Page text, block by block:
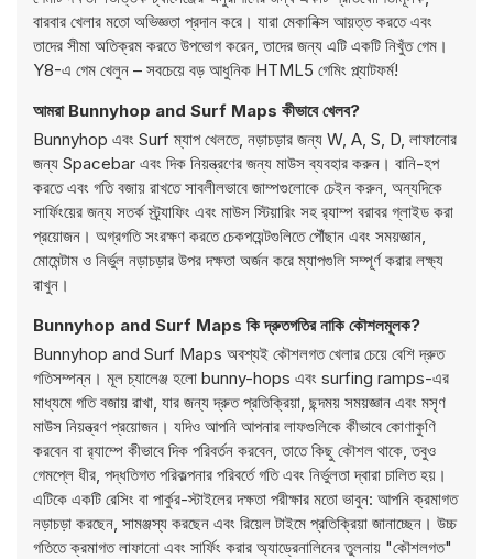
বারবার খেলার মতো অভিজ্ঞতা প্রদান করে। যারা মেকানিক্স আয়ত্ত করতে এবং
তাদের সীমা অতিক্রম করতে উপভোগ করেন, তাদের জন্য এটি একটি নিখুঁত গেম।
Y8-এ গেম খেলুন – সবচেয়ে বড় আধুনিক HTML5 গেমিং প্ল্যাটফর্ম!
আমরা Bunnyhop and Surf Maps কীভাবে খেলব?
Bunnyhop এবং Surf ম্যাপ খেলতে, নড়াচড়ার জন্য W, A, S, D, লাফানোর
জন্য Spacebar এবং দিক নিয়ন্ত্রণের জন্য মাউস ব্যবহার করুন। বানি-হপ
করতে এবং গতি বজায় রাখতে সাবলীলভাবে জাম্পগুলোকে চেইন করুন, অন্যদিকে
সার্ফিংয়ের জন্য সতর্ক স্ট্র্যাফিং এবং মাউস স্টিয়ারিং সহ র‍্যাম্প বরাবর গ্লাইড করা
প্রয়োজন। অগ্রগতি সংরক্ষণ করতে চেকপয়েন্টগুলিতে পৌঁছান এবং সময়জ্ঞান,
মোমেন্টাম ও নির্ভুল নড়াচড়ার উপর দক্ষতা অর্জন করে ম্যাপগুলি সম্পূর্ণ করার লক্ষ্য
রাখুন।
Bunnyhop and Surf Maps কি দ্রুতগতির নাকি কৌশলমূলক?
Bunnyhop and Surf Maps অবশ্যই কৌশলগত খেলার চেয়ে বেশি দ্রুত
গতিসম্পন্ন। মূল চ্যালেঞ্জ হলো bunny-hops এবং surfing ramps-এর
মাধ্যমে গতি বজায় রাখা, যার জন্য দ্রুত প্রতিক্রিয়া, ছন্দময় সময়জ্ঞান এবং মসৃণ
মাউস নিয়ন্ত্রণ প্রয়োজন। যদিও আপনি আপনার লাফগুলিকে কীভাবে কোণাকুণি
করবেন বা র‍্যাম্পে কীভাবে দিক পরিবর্তন করবেন, তাতে কিছু কৌশল থাকে, তবুও
গেমপ্লে ধীর, পদ্ধতিগত পরিকল্পনার পরিবর্তে গতি এবং নির্ভুলতা দ্বারা চালিত হয়।
এটিকে একটি রেসিং বা পার্কুর-স্টাইলের দক্ষতা পরীক্ষার মতো ভাবুন: আপনি ক্রমাগত
নড়াচড়া করছেন, সামঞ্জস্য করছেন এবং রিয়েল টাইমে প্রতিক্রিয়া জানাচ্ছেন। উচ্চ
গতিতে ক্রমাগত লাফানো এবং সার্ফিং করার অ্যাড্রেনালিনের তুলনায় "কৌশলগত"